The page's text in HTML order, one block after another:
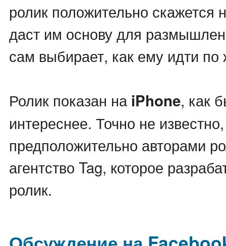
ролик положительно скажется
даст им основу для
сам выбирает, как ему идти по
Ролик показан на iPhone, как
интереснее. Точно не
предположительно авторами
агентство Tag, которое
ролик.